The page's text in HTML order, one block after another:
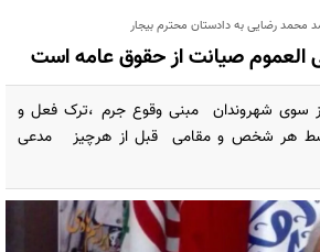
محمد رضایی به دادستان محترم بیجار
العموم صیانت از حقوق عامه است
از سوی شهروندان مبنی وقوع جرم ،ترک فعل و
هر شخص و مقامی قبل از هرچیز مدعی